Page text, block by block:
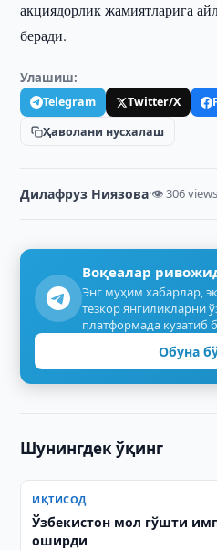
акциядорлик жамиятларига
беради.
Улашиш:
Telegram Twitter/X
Ҳаволани нусхалаш
Дилафруз Ниязова·👁 306 views
Воқеалар
Энг муҳим хабарлар,
тезкор янгиликларни
платформада кузатиб
Обуна
Шунингдек ўқинг
ИҚТИСОД
Ўзбекистон мол гўшти
оширди